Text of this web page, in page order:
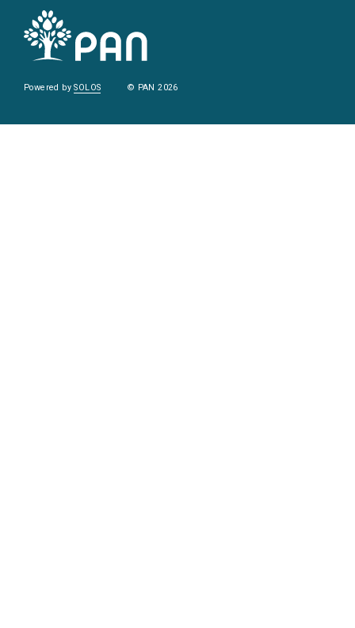
Powered bySOLOS © PAN 2026